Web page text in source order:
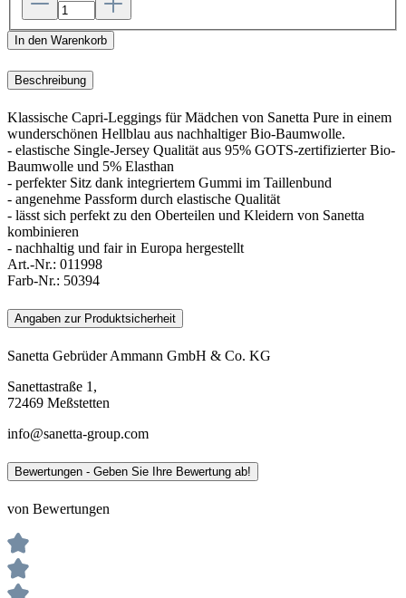
In den Warenkorb
Beschreibung
Klassische Capri-Leggings für Mädchen von Sanetta Pure in einem
wunderschönen Hellblau aus nachhaltiger Bio-Baumwolle.
- elastische Single-Jersey Qualität aus 95% GOTS-zertifizierter Bio-
Baumwolle und 5% Elasthan
- perfekter Sitz dank integriertem Gummi im Taillenbund
- angenehme Passform durch elastische Qualität
- lässt sich perfekt zu den Oberteilen und Kleidern von Sanetta
kombinieren
- nachhaltig und fair in Europa hergestellt
Art.-Nr.: 011998
Farb-Nr.: 50394
Angaben zur Produktsicherheit
Sanetta Gebrüder Ammann GmbH & Co. KG
Sanettastraße 1,
72469 Meßstetten
info@sanetta-group.com
Bewertungen - Geben Sie Ihre Bewertung ab!
von Bewertungen